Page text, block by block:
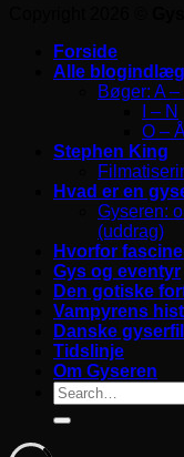
Forside
Alle blogindlæg
Bøger: A –
I – N
O – Å
Stephen King
Hvad er en
Gyseren:
(uddrag)
Hvorfor
Gys og eventyr
Den gotiske
Vampyrens
Danske
Tidslinje
Om Gyseren